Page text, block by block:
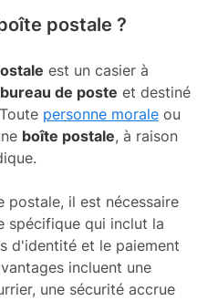
postale ?
est un casier à
bureau de poste et destiné
personne morale ou
boîte postale, à raison
postale, il est nécessaire
spécifique qui inclut la
d'identité et le paiement
incluent une
une sécurité accrue